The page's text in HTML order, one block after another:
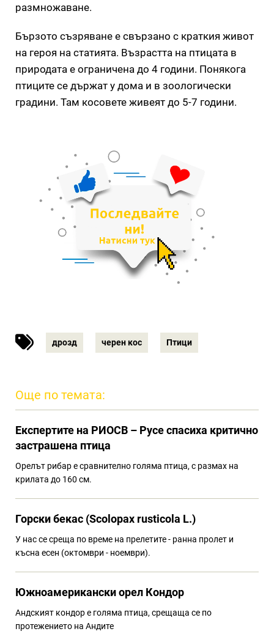
размножаване.
Бързото съзряване е свързано с краткия живот
на героя на статията. Възрастта на птицата в
природата е ограничена до 4 години. Понякога
птиците се държат у дома и в зоологически
градини. Там косовете живеят до 5-7 години.
дрозд черен кос Птици
Още по темата:
Eкспертите на РИОСВ – Русе спасиха критично
застрашена птица
Орелът рибар е сравнително голяма птица, с размах на
крилата до 160 см.
Горски бекас (Scolopax rusticola L.)
У нас се среща по време на прелетите - ранна пролет и
късна есен (октомври - ноември).
Южноамерикански орел Кондор
Андският кондор е голяма птица, срещаща се по
протежението на Андите